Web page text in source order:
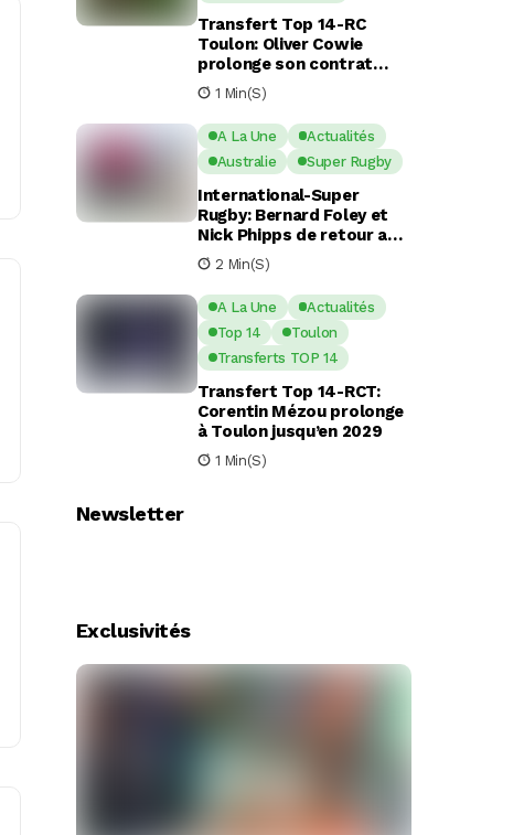
Transfert Top 14-RC
Toulon: Oliver Cowie
prolonge son contrat
avec le RCT jusqu’en 2029
1 Min(s)
A La Une
Actualités
Australie
Super Rugby
International-Super
Rugby: Bernard Foley et
Nick Phipps de retour aux
Waratahs
2 Min(s)
A La Une
Actualités
Top 14
Toulon
Transferts TOP 14
Transfert Top 14-RCT:
Corentin Mézou prolonge
à Toulon jusqu’en 2029
1 Min(s)
Newsletter
Exclusivités